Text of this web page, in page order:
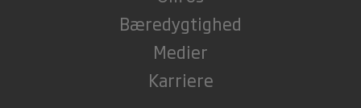
Evaluer regelmæssigt effektiviteten af dit
Spørg kunderne om deres feedback, og track
dine salgsdata for at se, om materialet har
Bæredygtighed
Medier
Karriere